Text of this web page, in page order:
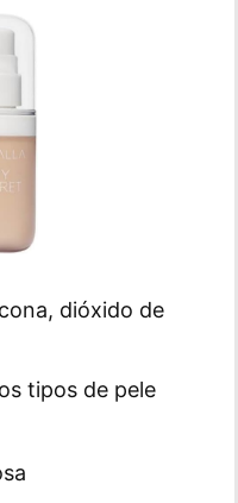
dióxido de
tipos de pele